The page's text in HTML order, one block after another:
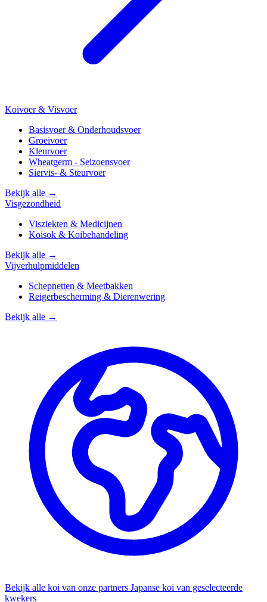
Koivoer & Visvoer
Basisvoer & Onderhoudsvoer
Groeivoer
Kleurvoer
Wheatgerm - Seizoensvoer
Siervis- & Steurvoer
Bekijk alle →
Visgezondheid
Visziekten & Medicijnen
Koisok & Koibehandeling
Bekijk alle →
Vijverhulpmiddelen
Schepnetten & Meetbakken
Reigerbescherming & Dierenwering
Bekijk alle →
Bekijk alle koi van onze partners Japanse koi van geselecteerde
kwekers